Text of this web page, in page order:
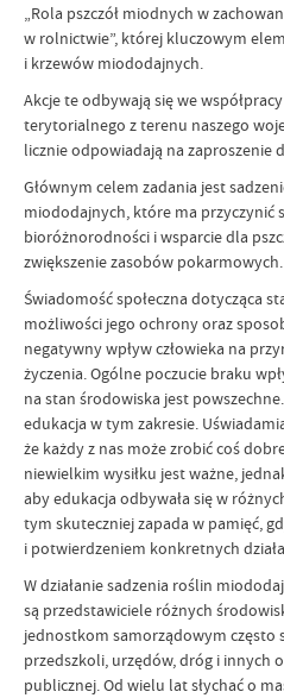
„Rola pszczół miodnych w
w rolnictwie”, której kluczowym
i krzewów miododajnych.
Akcje te odbywają się we
terytorialnego z terenu naszego
licznie odpowiadają na zaproszenie
Głównym celem zadania jest
miododajnych, które ma przyczynić
bioróżnorodności i wsparcie dla
zwiększenie zasobów pokarmowych.
Świadomość społeczna dotycząca
możliwości jego ochrony oraz
negatywny wpływ człowieka na
życzenia. Ogólne poczucie braku
na stan środowiska jest
edukacja w tym zakresie.
że każdy z nas może zrobić coś
niewielkim wysiłku jest ważne,
aby edukacja odbywała się w
tym skuteczniej zapada w pamięć,
i potwierdzeniem konkretnych
W działanie sadzenia roślin
są przedstawiciele różnych
jednostkom samorządowym często
przedszkoli, urzędów, dróg i innych
publicznej. Od wielu lat słychać o